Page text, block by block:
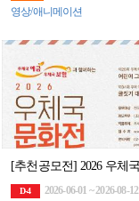
영상/애니메이션
D-4
2026-06-01 ~ 2026-08-12